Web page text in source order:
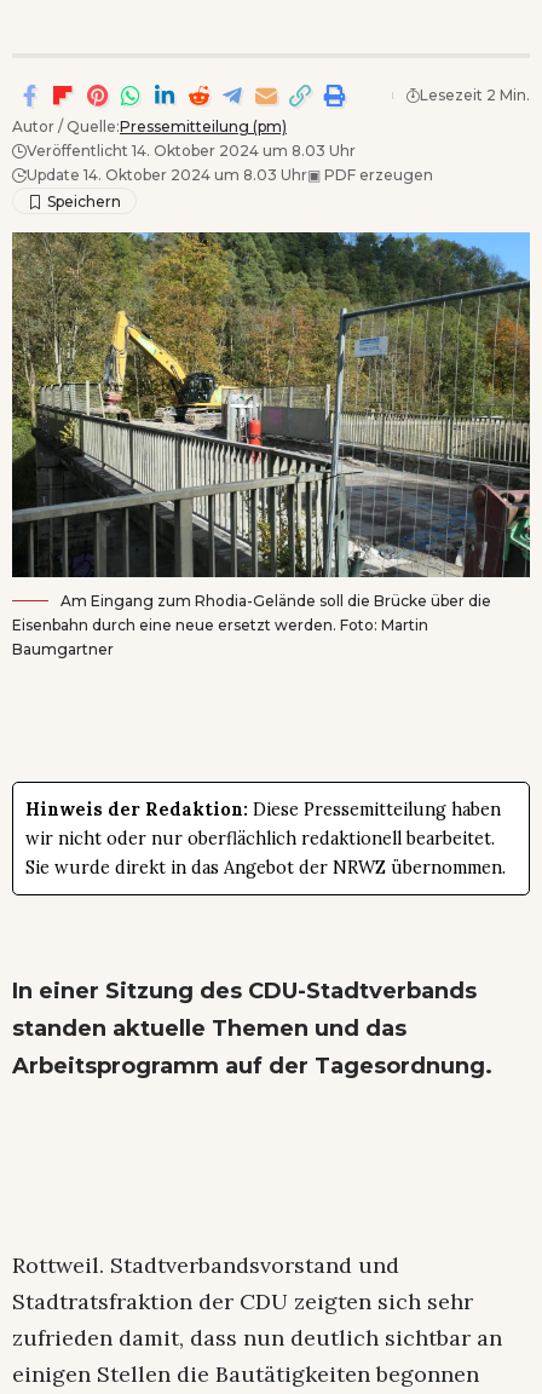
Autor / Quelle:Pressemitteilung (pm)
Veröffentlicht 14. Oktober 2024 um 8.03 Uhr
Update 14. Oktober 2024 um 8.03 Uhr▣ PDF erzeugen
Lesezeit 2 Min.
Am Eingang zum Rhodia-Gelände soll die Brücke über die
Eisenbahn durch eine neue ersetzt werden. Foto: Martin
Baumgartner
Hinweis der Redaktion: Diese Pressemitteilung haben
wir nicht oder nur oberflächlich redaktionell bearbeitet.
Sie wurde direkt in das Angebot der NRWZ übernommen.
In einer Sitzung des CDU-Stadtverbands
standen aktuelle Themen und das
Arbeitsprogramm auf der Tagesordnung.
Rottweil. Stadtverbandsvorstand und
Stadtratsfraktion der CDU zeigten sich sehr
zufrieden damit, dass nun deutlich sichtbar an
einigen Stellen die Bautätigkeiten begonnen